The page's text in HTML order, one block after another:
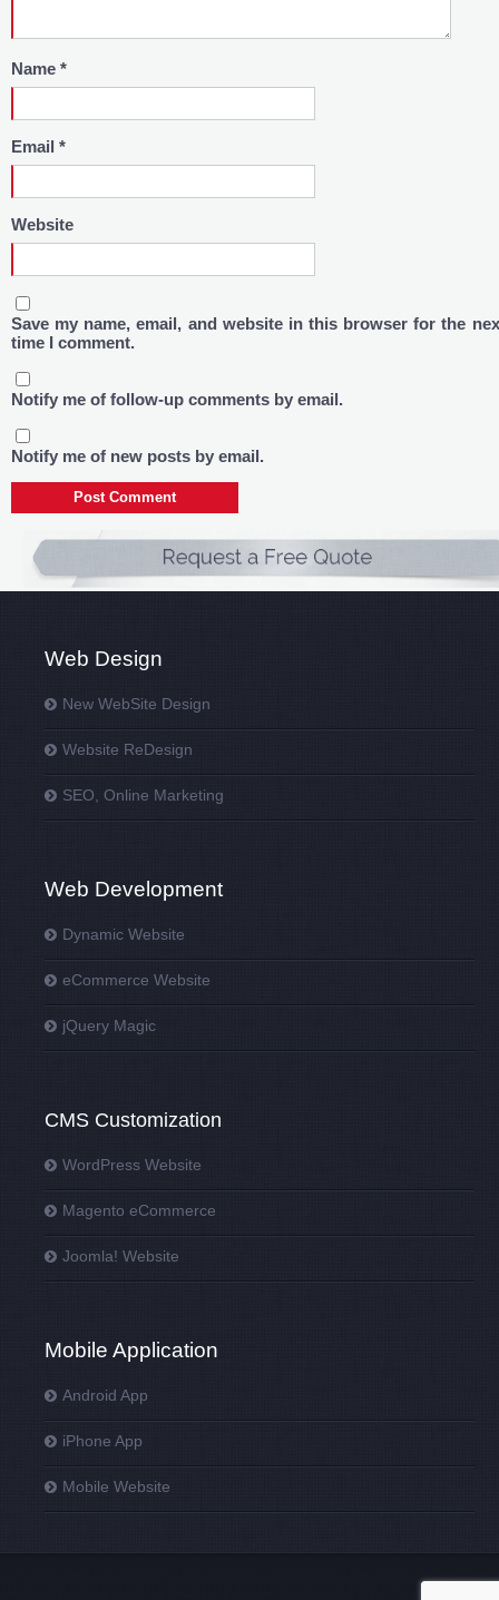
Name *
Email *
Website
Save my name, email, and website in this browser for the
time I comment.
Notify me of follow-up comments by email.
Notify me of new posts by email.
Web Design
New WebSite Design
Website ReDesign
SEO, Online Marketing
Web Development
Dynamic Website
eCommerce Website
jQuery Magic
CMS Customization
WordPress Website
Magento eCommerce
Joomla! Website
Mobile Application
Android App
iPhone App
Mobile Website